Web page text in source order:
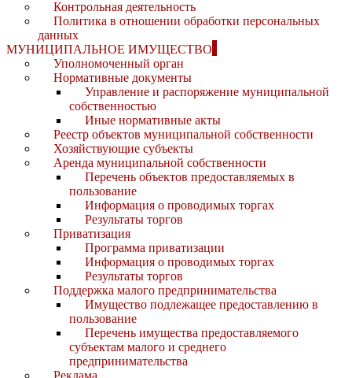
Контрольная деятельность
Политика в отношении обработки персональных
данных
МУНИЦИПАЛЬНОЕ ИМУЩЕСТВО
Уполномоченный орган
Нормативные документы
Управление и распоряжение муниципальной
собственностью
Иные нормативные акты
Реестр объектов муниципальной собственности
Хозяйствующие субъекты
Аренда муниципальной собственности
Перечень объектов предоставляемых в
пользование
Информация о проводимых торгах
Результаты торгов
Приватизация
Программа приватизации
Информация о проводимых торгах
Результаты торгов
Поддержка малого предпринимательства
Имущество подлежащее предоставлению в
пользование
Перечень имущества предоставляемого
субъектам малого и среднего
предпринимательства